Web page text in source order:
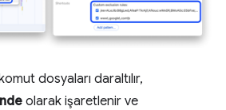
dosyaları daraltılır,
olarak işaretlenir ve